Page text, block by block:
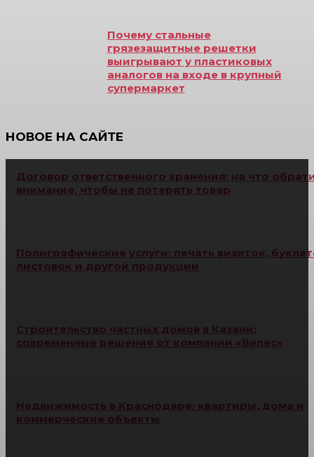
Почему стальные
грязезащитные решетки
выигрывают у пластиковых
аналогов на входе в крупный
супермаркет
НОВОЕ НА САЙТЕ
Договор ответственного хранения: на что
внимание, чтобы не потерять товар
Полиграфические услуги: печать визиток,
листовок и другой продукции
Строительство частных домов в Казани:
современные решения от компании «Велес»
Недвижимость в Краснодаре: квартиры, дома и
коммерческие объекты